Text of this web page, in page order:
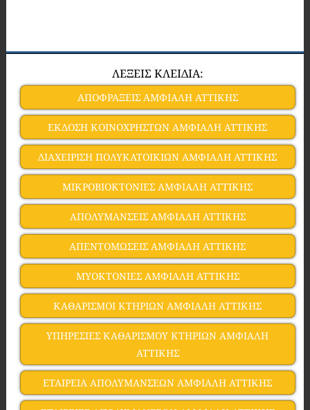
ΛΕΞΕΙΣ ΚΛΕΙΔΙΑ:
ΑΠΟΦΡΑΞΕΙΣ ΑΜΦΙΑΛΗ ΑΤΤΙΚΗΣ
ΕΚΔΟΣΗ ΚΟΙΝΟΧΡΗΣΤΩΝ ΑΜΦΙΑΛΗ ΑΤΤΙΚΗΣ
ΔΙΑΧΕΙΡΙΣΗ ΠΟΛΥΚΑΤΟΙΚΙΩΝ ΑΜΦΙΑΛΗ ΑΤΤΙΚΗΣ
ΜΙΚΡΟΒΙΟΚΤΟΝΙΕΣ ΑΜΦΙΑΛΗ ΑΤΤΙΚΗΣ
ΑΠΟΛΥΜΑΝΣΕΙΣ ΑΜΦΙΑΛΗ ΑΤΤΙΚΗΣ
ΑΠΕΝΤΟΜΩΣΕΙΣ ΑΜΦΙΑΛΗ ΑΤΤΙΚΗΣ
ΜΥΟΚΤΟΝΙΕΣ ΑΜΦΙΑΛΗ ΑΤΤΙΚΗΣ
ΚΑΘΑΡΙΣΜΟΙ ΚΤΗΡΙΩΝ ΑΜΦΙΑΛΗ ΑΤΤΙΚΗΣ
ΥΠΗΡΕΣΙΕΣ ΚΑΘΑΡΙΣΜΟΥ ΚΤΗΡΙΩΝ ΑΜΦΙΑΛΗ
ΑΤΤΙΚΗΣ
ΕΤΑΙΡΕΙΑ ΑΠΟΛΥΜΑΝΣΕΩΝ ΑΜΦΙΑΛΗ ΑΤΤΙΚΗΣ